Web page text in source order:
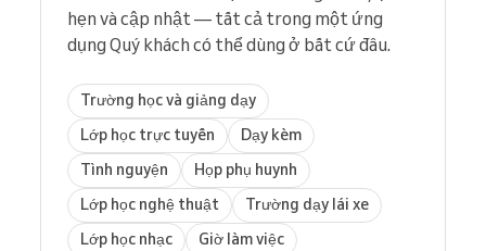
hẹn và cập nhật — tất cả trong một ứng
dụng Quý khách có thể dùng ở bất cứ đâu.
Trường học và giảng dạy
Lớp học trực tuyến
Dạy kèm
Tình nguyện
Họp phụ huynh
Lớp học nghệ thuật
Trường dạy lái xe
Lớp học nhạc
Giờ làm việc